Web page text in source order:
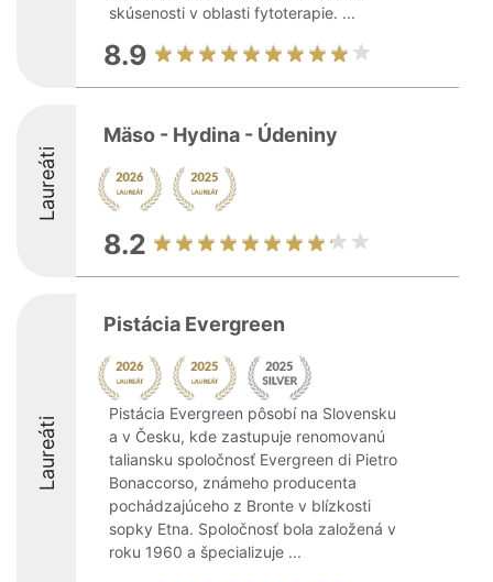
skúsenosti v oblasti fytoterapie. ...
8.9
Laureáti
Mäso - Hydina - Údeniny
8.2
Laureáti
Pistácia Evergreen
Pistácia Evergreen pôsobí na Slovensku
a v Česku, kde zastupuje renomovanú
taliansku spoločnosť Evergreen di Pietro
Bonaccorso, známeho producenta
pochádzajúceho z Bronte v blízkosti
sopky Etna. Spoločnosť bola založená v
roku 1960 a špecializuje ...